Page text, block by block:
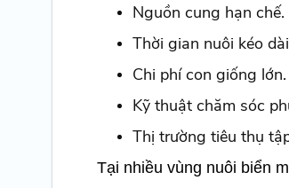
Nguồn cung hạn chế.
Thời gian nuôi kéo
Chi phí con giống lớn.
Kỹ thuật chăm sóc
Thị trường tiêu thụ
Tại nhiều vùng nuôi biển